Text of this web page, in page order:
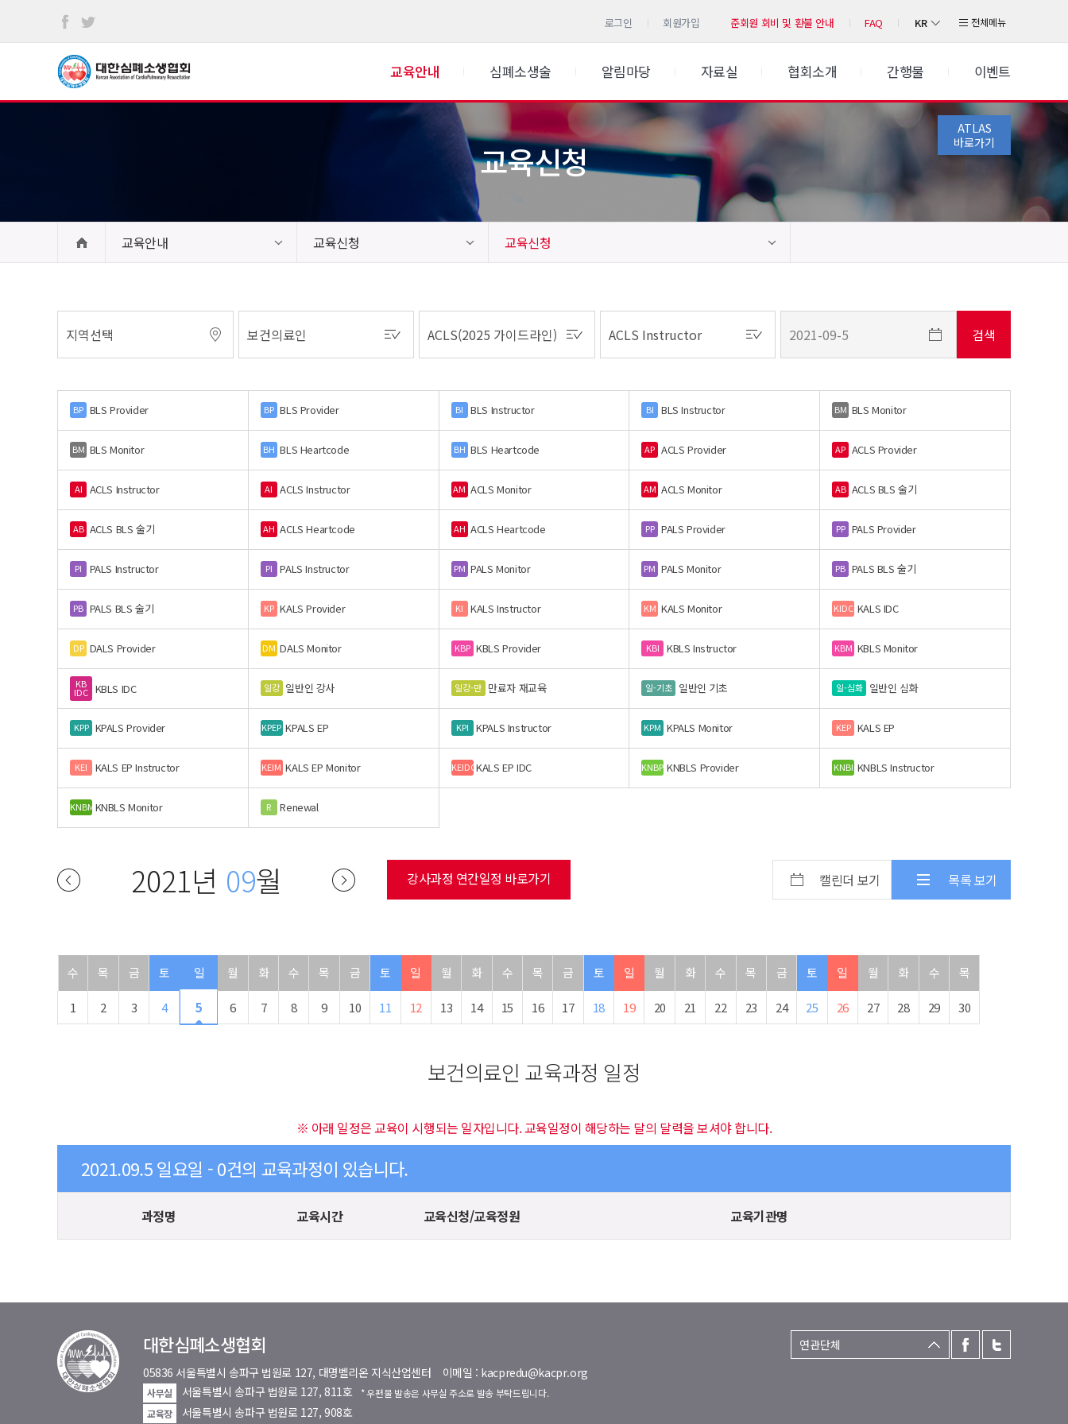
로그인 회원가입 준회원 회비 및 환불 안내 FAQ KR 전체메뉴
교육안내 심폐소생술 알림마당 자료실 협회소개 간행물 이벤트
ATLAS
바로가기
교육신청
교육안내 교육신청 교육신청
BP BLS Provider BP BLS Provider BI BLS Instructor BI BLS Instructor BM BLS Monitor
BM BLS Monitor BH BLS Heartcode BH BLS Heartcode AP ACLS Provider AP ACLS Provider
AI ACLS Instructor AI ACLS Instructor AM ACLS Monitor AM ACLS Monitor AB ACLS BLS 술기
AB ACLS BLS 술기 AH ACLS Heartcode AH ACLS Heartcode PP PALS Provider PP PALS Provider
PI PALS Instructor PI PALS Instructor PM PALS Monitor PM PALS Monitor PB PALS BLS 술기
PB PALS BLS 술기 KP KALS Provider KI KALS Instructor KM KALS Monitor KIDC KALS IDC
DP DALS Provider DM DALS Monitor KBP KBLS Provider KBI KBLS Instructor KBM KBLS Monitor
KB
IDC KBLS IDC 일강 일반인 강사 일강-만 만료자 재교육 일-기초 일반인 기초 일-심화 일반인 심화
KPP KPALS Provider KPEP KPALS EP KPI KPALS Instructor KPM KPALS Monitor KEP KALS EP
KEI KALS EP Instructor KEIM KALS EP Monitor KEIDCKALS EP IDC KNBP KNBLS Provider KNBI KNBLS Instructor
KNBM KNBLS Monitor R Renewal
2021년 09월 강사과정 연간일정 바로가기 캘린더 보기 목록 보기
수 목 금 토 일 월 화 수 목 금 토 일 월 화 수 목 금 토 일 월 화 수 목 금 토 일 월 화 수 목
1 2 3 4 5 6 7 8 9 10 11 12 13 14 15 16 17 18 19 20 21 22 23 24 25 26 27 28 29 30
보건의료인 교육과정 일정
※ 아래 일정은 교육이 시행되는 일자입니다. 교육일정이 해당하는 달의 달력을 보셔야 합니다.
2021.09.5 일요일 - 0건의 교육과정이 있습니다.
과정명 교육시간 교육신청/교육정원 교육기관명
대한심폐소생협회
05836 서울특별시 송파구 법원로 127, 대명벨리온 지식산업센터 이메일 : kacpredu@kacpr.org
사무실 서울특별시 송파구 법원로 127, 811호
* 우편물 발송은 사무실 주소로 발송 부탁드립니다.
교육장
서울특별시 송파구 법원로 127, 908호